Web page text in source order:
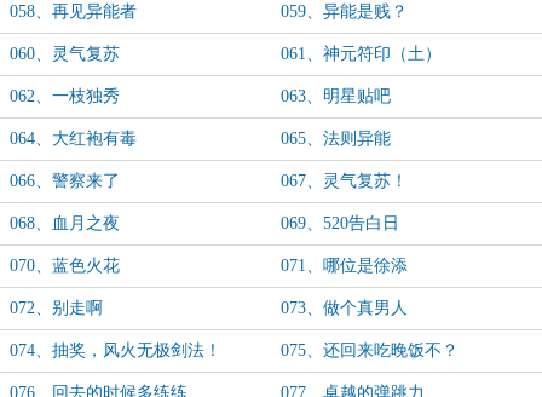
058、再见异能者 059、异能是贱？
060、灵气复苏 061、神元符印（土）
062、一枝独秀 063、明星贴吧
064、大红袍有毒 065、法则异能
066、警察来了 067、灵气复苏！
068、血月之夜 069、520告白日
070、蓝色火花 071、哪位是徐添
072、别走啊 073、做个真男人
074、抽奖，风火无极剑法！ 075、还回来吃晚饭不？
076、回去的时候多练练 077、卓越的弹跳力